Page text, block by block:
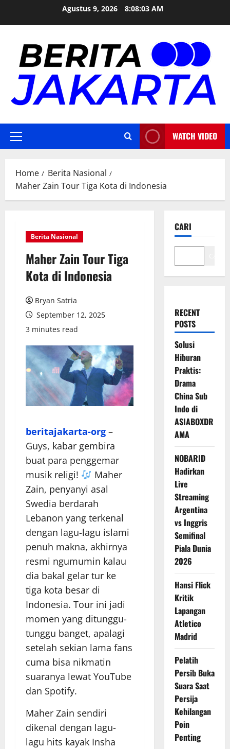
Agustus 9, 2026 8:08:04 AM
Primary
WATCH VIDEO
Home
Berita Nasional
Maher Zain Tour Tiga Kota di Indonesia
Berita Nasional
Maher Zain Tour Tiga
Kota di Indonesia
Bryan Satria
September 12, 2025
3 minutes read
beritajakarta-org –
Guys, kabar gembira
buat para penggemar
musik religi!
Maher
Zain, penyanyi asal
Swedia berdarah
Lebanon yang terkenal
dengan lagu-lagu islami
penuh makna, akhirnya
resmi ngumumin kalau
dia bakal gelar tur ke
tiga kota besar di
Indonesia. Tour ini jadi
momen yang ditunggu-
tunggu banget, apalagi
setelah sekian lama fans
cuma bisa nikmatin
suaranya lewat YouTube
dan Spotify.
Maher Zain sendiri
dikenal dengan lagu-
lagu hits kayak Insha
CARI
RECENT
POSTS
Solusi
Hiburan
Praktis:
Drama
China Sub
Indo di
ASIABOXDR
AMA
NOBARID
Hadirkan
Live
Streaming
Argentina
vs Inggris
Semifinal
Piala Dunia
2026
Hansi Flick
Kritik
Lapangan
Atletico
Madrid
Pelatih
Persib Buka
Suara Saat
Persija
Kehilangan
Poin
Penting